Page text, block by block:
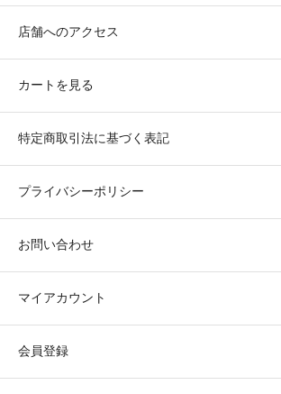
店舗へのアクセス
カートを見る
特定商取引法に基づく表記
プライバシーポリシー
お問い合わせ
マイアカウント
会員登録